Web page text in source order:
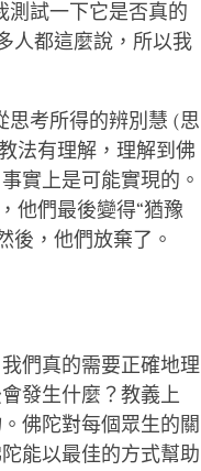
測試一下它是否真的
人都這麼說，所以我
思考所得的辨別慧 (思
法有理解，理解到佛
實上是可能實現的。
他們最後變得“猶豫
後，他們放棄了。
們真的需要正確地理
發生什麼？教義上
佛陀對每個眾生的關
能以最佳的方式幫助